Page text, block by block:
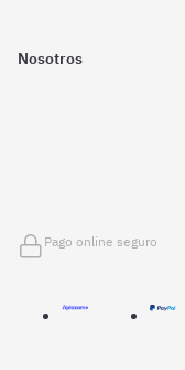
Nosotros
Pago online seguro